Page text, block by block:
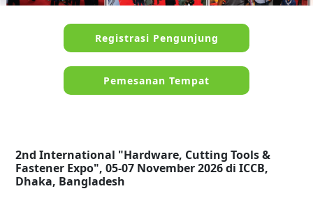
Registrasi Pengunjung
Pemesanan Tempat
2nd International "Hardware, Cutting Tools &
Fastener Expo", 05-07 November 2026 di ICCB,
Dhaka, Bangladesh